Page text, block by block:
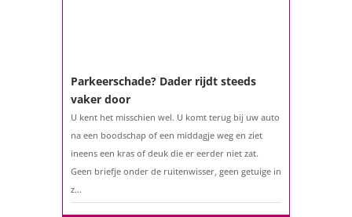
Parkeerschade? Dader rijdt steeds
vaker door
U kent het misschien wel. U komt terug bij uw auto
na een boodschap of een middagje weg en ziet
ineens een kras of deuk die er eerder niet zat.
Geen briefje onder de ruitenwisser, geen getuige in
z...